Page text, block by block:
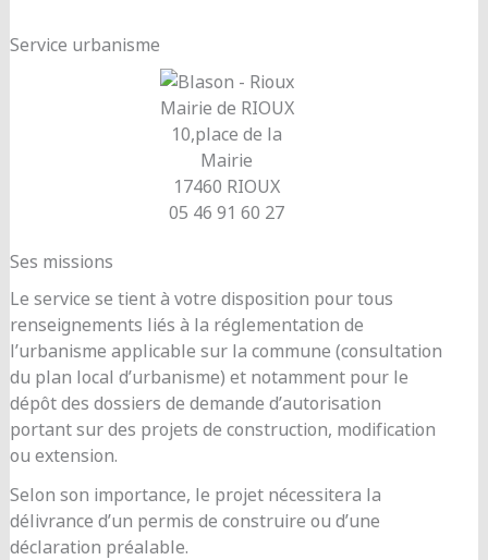
Service urbanisme
Mairie de RIOUX
10,place de la
Mairie
17460 RIOUX
05 46 91 60 27
Ses missions
Le service se tient à votre disposition pour tous
renseignements liés à la réglementation de
l’urbanisme applicable sur la commune (consultation
du plan local d’urbanisme) et notamment pour le
dépôt des dossiers de demande d’autorisation
portant sur des projets de construction, modification
ou extension.
Selon son importance, le projet nécessitera la
délivrance d’un permis de construire ou d’une
déclaration préalable.